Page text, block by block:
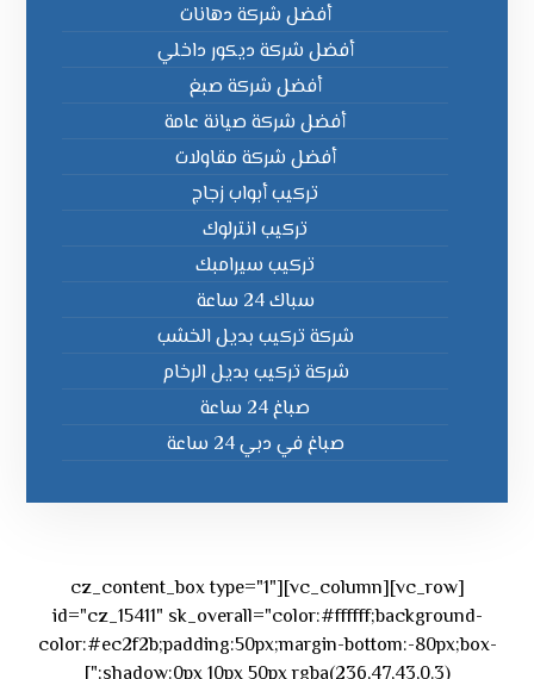
أفضل شركة دهانات
أفضل شركة ديكور داخلي
أفضل شركة صبغ
أفضل شركة صيانة عامة
أفضل شركة مقاولات
تركيب أبواب زجاج
تركيب انترلوك
تركيب سيرامبك
سباك 24 ساعة
شركة تركيب بديل الخشب
شركة تركيب بديل الرخام
صباغ 24 ساعة
صباغ في دبي 24 ساعة
[vc_row][vc_column][cz_content_box type="1"
id="cz_15411" sk_overall="color:#ffffff;background-
color:#ec2f2b;padding:50px;margin-bottom:-80px;box-